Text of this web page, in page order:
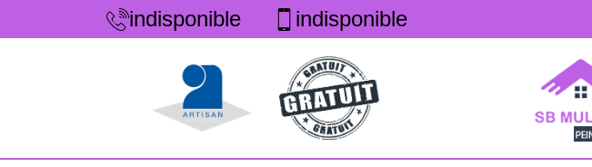
indisponible indisponible